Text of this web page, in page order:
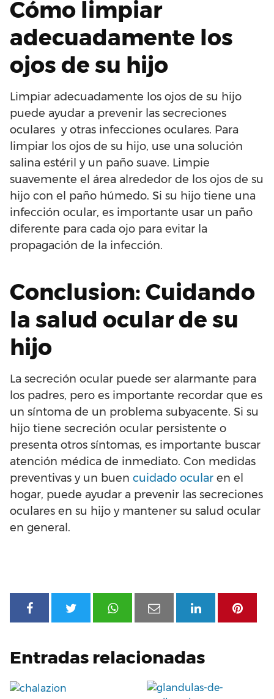
Cómo limpiar
adecuadamente los
ojos de su hijo
Limpiar adecuadamente los ojos de su hijo
puede ayudar a prevenir las secreciones
oculares y otras infecciones oculares. Para
limpiar los ojos de su hijo, use una solución
salina estéril y un paño suave. Limpie
suavemente el área alrededor de los ojos de su
hijo con el paño húmedo. Si su hijo tiene una
infección ocular, es importante usar un paño
diferente para cada ojo para evitar la
propagación de la infección.
Conclusion: Cuidando
la salud ocular de su
hijo
La secreción ocular puede ser alarmante para
los padres, pero es importante recordar que es
un síntoma de un problema subyacente. Si su
hijo tiene secreción ocular persistente o
presenta otros síntomas, es importante buscar
atención médica de inmediato. Con medidas
preventivas y un buen cuidado ocular en el
hogar, puede ayudar a prevenir las secreciones
oculares en su hijo y mantener su salud ocular
en general.
Entradas relacionadas